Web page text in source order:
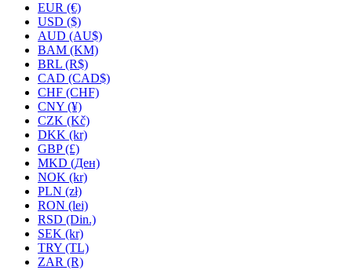
EUR (€)
USD ($)
AUD (AU$)
BAM (KM)
BRL (R$)
CAD (CAD$)
CHF (CHF)
CNY (¥)
CZK (Kč)
DKK (kr)
GBP (£)
MKD (Ден)
NOK (kr)
PLN (zł)
RON (lei)
RSD (Din.)
SEK (kr)
TRY (TL)
ZAR (R)